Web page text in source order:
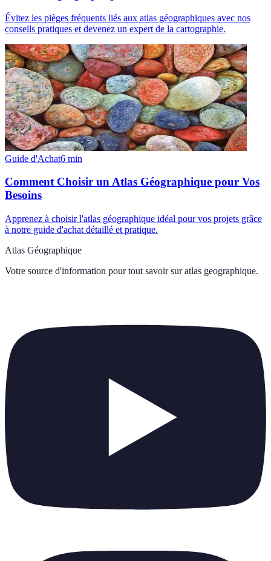
Évitez les pièges fréquents liés aux atlas géographiques avec nos
conseils pratiques et devenez un expert de la cartographie.
Guide d'Achat6 min
Comment Choisir un Atlas Géographique pour Vos
Besoins
Apprenez à choisir l'atlas géographique idéal pour vos projets grâce
à notre guide d'achat détaillé et pratique.
Atlas Géographique
Votre source d'information pour tout savoir sur atlas geographique.